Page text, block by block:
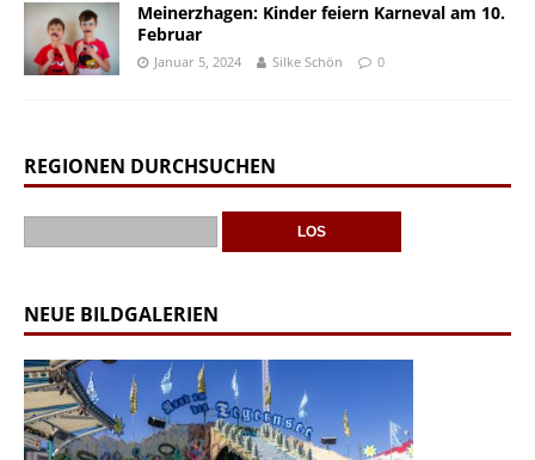
Meinerzhagen: Kinder feiern Karneval am 10.
Februar
Januar 5, 2024 Silke Schön 0
REGIONEN DURCHSUCHEN
NEUE BILDGALERIEN